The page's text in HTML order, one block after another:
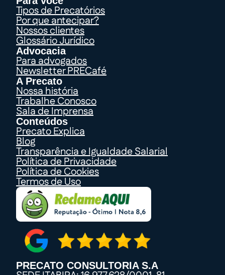
Tipos de Precatórios
Por que antecipar?
Nossos clientes
Glossário Jurídico
Advocacia
Para advogados
Newsletter PRECafé
A Precato
Nossa história
Trabalhe Conosco
Sala de Imprensa
Conteúdos
Precato Explica
Blog
Transparência e Igualdade Salarial
Política de Privacidade
Política de Cookies
Termos de Uso
PRECATO CONSULTORIA S.A